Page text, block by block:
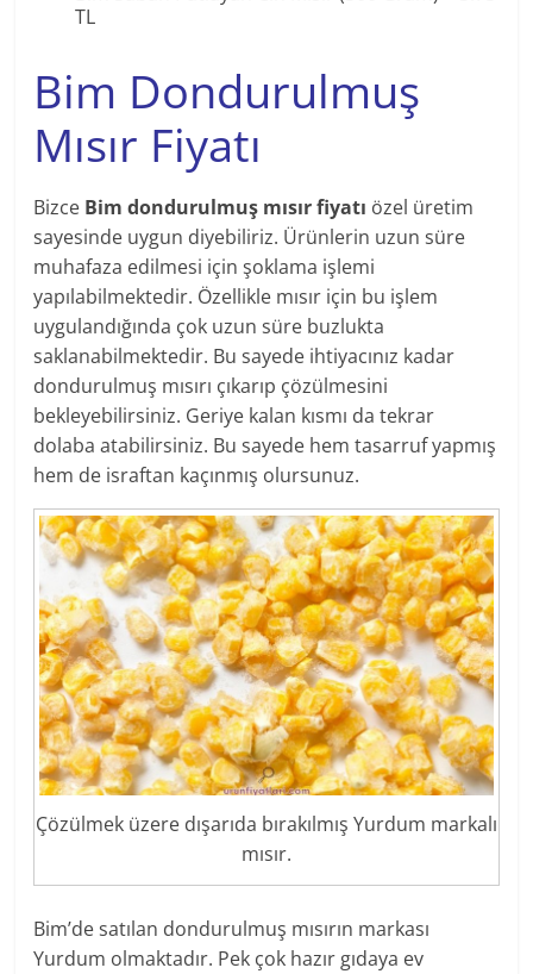
TL
Bim Dondurulmuş
Mısır Fiyatı
Bizce Bim dondurulmuş mısır fiyatı özel üretim
sayesinde uygun diyebiliriz. Ürünlerin uzun süre
muhafaza edilmesi için şoklama işlemi
yapılabilmektedir. Özellikle mısır için bu işlem
uygulandığında çok uzun süre buzlukta
saklanabilmektedir. Bu sayede ihtiyacınız kadar
dondurulmuş mısırı çıkarıp çözülmesini
bekleyebilirsiniz. Geriye kalan kısmı da tekrar
dolaba atabilirsiniz. Bu sayede hem tasarruf yapmış
hem de israftan kaçınmış olursunuz.
Çözülmek üzere dışarıda bırakılmış Yurdum markalı
mısır.
Bim’de satılan dondurulmuş mısırın markası
Yurdum olmaktadır. Pek çok hazır gıdaya ev